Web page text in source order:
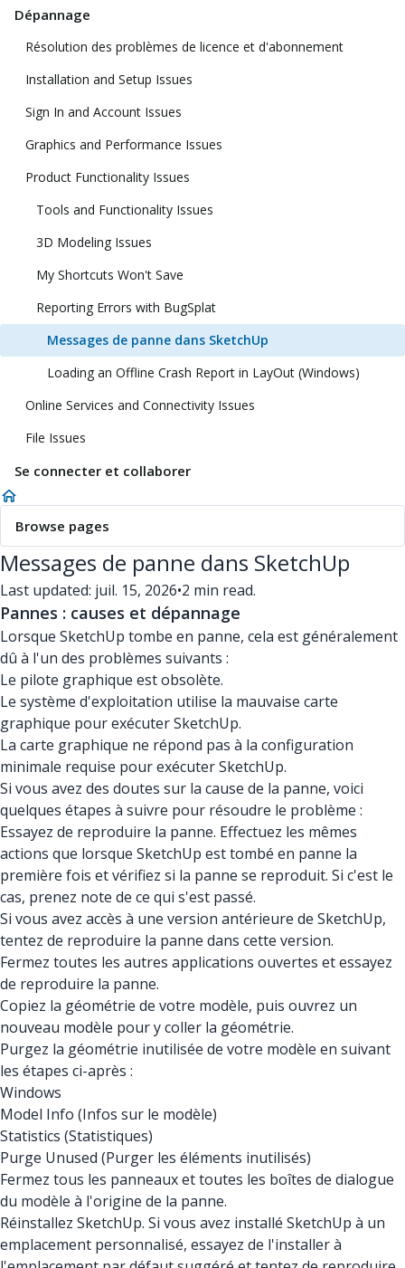
Dépannage
Résolution des problèmes de licence et d'abonnement
Installation and Setup Issues
Sign In and Account Issues
Graphics and Performance Issues
Product Functionality Issues
Tools and Functionality Issues
3D Modeling Issues
My Shortcuts Won't Save
Reporting Errors with BugSplat
Messages de panne dans SketchUp
Loading an Offline Crash Report in LayOut (Windows)
Online Services and Connectivity Issues
File Issues
Se connecter et collaborer
Browse pages
Messages de panne dans SketchUp
Last updated: juil. 15, 2026•2 min read.
Pannes : causes et dépannage
Lorsque SketchUp tombe en panne, cela est généralement
dû à l'un des problèmes suivants :
Le pilote graphique est obsolète.
Le système d'exploitation utilise la mauvaise carte
graphique pour exécuter SketchUp.
La carte graphique ne répond pas à la configuration
minimale requise pour exécuter SketchUp.
Si vous avez des doutes sur la cause de la panne, voici
quelques étapes à suivre pour résoudre le problème :
Essayez de reproduire la panne. Effectuez les mêmes
actions que lorsque SketchUp est tombé en panne la
première fois et vérifiez si la panne se reproduit. Si c'est le
cas, prenez note de ce qui s'est passé.
Si vous avez accès à une version antérieure de SketchUp,
tentez de reproduire la panne dans cette version.
Fermez toutes les autres applications ouvertes et essayez
de reproduire la panne.
Copiez la géométrie de votre modèle, puis ouvrez un
nouveau modèle pour y coller la géométrie.
Purgez la géométrie inutilisée de votre modèle en suivant
les étapes ci-après :
Windows
Model Info (Infos sur le modèle)
Statistics (Statistiques)
Purge Unused (Purger les éléments inutilisés)
Fermez tous les panneaux et toutes les boîtes de dialogue
du modèle à l'origine de la panne.
Réinstallez SketchUp. Si vous avez installé SketchUp à un
emplacement personnalisé, essayez de l'installer à